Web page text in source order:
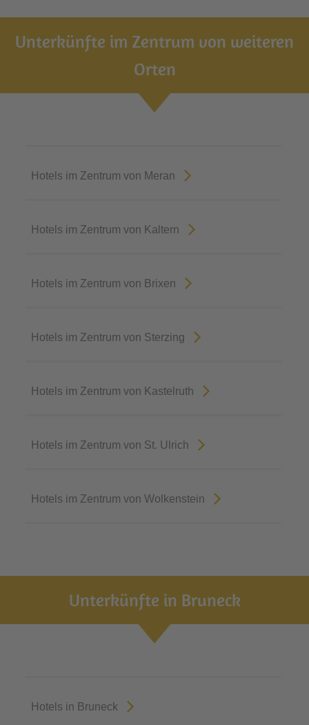
Unterkünfte im Zentrum von weiteren
Orten
Hotels im Zentrum von Meran
Hotels im Zentrum von Kaltern
Hotels im Zentrum von Brixen
Hotels im Zentrum von Sterzing
Hotels im Zentrum von Kastelruth
Hotels im Zentrum von St. Ulrich
Hotels im Zentrum von Wolkenstein
Unterkünfte in Bruneck
Hotels in Bruneck